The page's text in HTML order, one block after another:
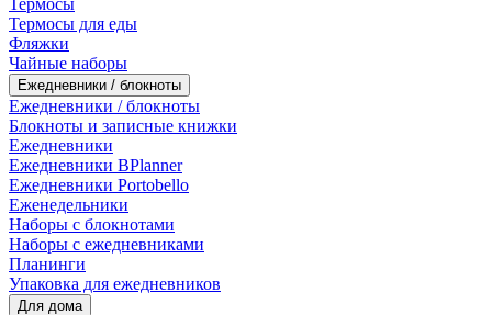
Термосы для еды
Фляжки
Чайные наборы
Ежедневники / блокноты
Ежедневники / блокноты
Блокноты и записные книжки
Ежедневники
Ежедневники BPlanner
Ежедневники Portobello
Еженедельники
Наборы с блокнотами
Наборы с ежедневниками
Планинги
Упаковка для ежедневников
Для дома